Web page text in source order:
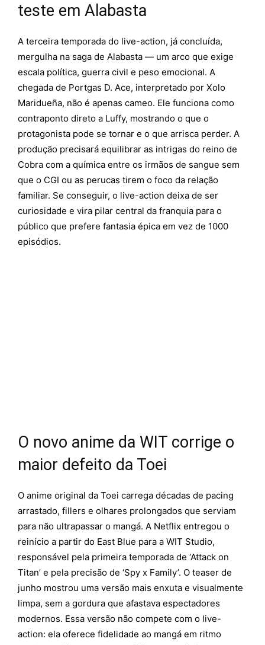
teste em Alabasta
A terceira temporada do live-action, já concluída,
mergulha na saga de Alabasta — um arco que exige
escala política, guerra civil e peso emocional. A
chegada de Portgas D. Ace, interpretado por Xolo
Maridueña, não é apenas cameo. Ele funciona como
contraponto direto a Luffy, mostrando o que o
protagonista pode se tornar e o que arrisca perder. A
produção precisará equilibrar as intrigas do reino de
Cobra com a química entre os irmãos de sangue sem
que o CGI ou as perucas tirem o foco da relação
familiar. Se conseguir, o live-action deixa de ser
curiosidade e vira pilar central da franquia para o
público que prefere fantasia épica em vez de 1000
episódios.
O novo anime da WIT corrige o
maior defeito da Toei
O anime original da Toei carrega décadas de pacing
arrastado, fillers e olhares prolongados que serviam
para não ultrapassar o mangá. A Netflix entregou o
reinício a partir do East Blue para a WIT Studio,
responsável pela primeira temporada de ‘Attack on
Titan’ e pela precisão de ‘Spy x Family’. O teaser de
junho mostrou uma versão mais enxuta e visualmente
limpa, sem a gordura que afastava espectadores
modernos. Essa versão não compete com o live-
action: ela oferece fidelidade ao mangá em ritmo